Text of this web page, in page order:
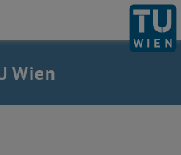
auflisten
Wien